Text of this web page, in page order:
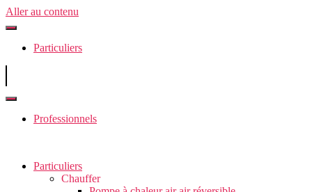
Aller au contenu
Particuliers
Professionnels
Particuliers
Chauffer